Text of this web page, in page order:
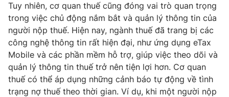
Tuy nhiên, cơ quan thuế cũng đóng vai trò quan trọng
trong việc chủ động nắm bắt và quản lý thông tin của
người nộp thuế. Hiện nay, ngành thuế đã trang bị các
công nghệ thông tin rất hiện đại, như ứng dụng eTax
Mobile và các phần mềm hỗ trợ, giúp việc theo dõi và
quản lý thông tin thuế trở nên tiện lợi hơn. Cơ quan
thuế có thể áp dụng những cảnh báo tự động về tình
trạng nợ thuế theo thời gian. Ví dụ, khi một người nộp